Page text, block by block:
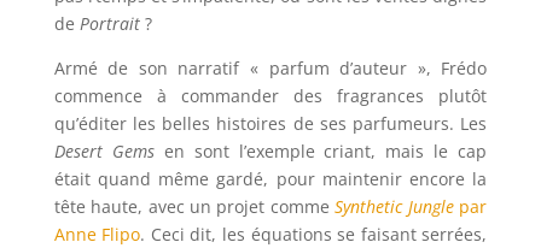
de Portrait?
Armé de son narratif « parfum d’auteur », Frédo
commence à commander des fragrances plutôt
qu’éditer les belles histoires de ses parfumeurs. Les
Desert Gemsen sont l’exemple criant, mais le cap
était quand même gardé, pour maintenir encore la
tête haute, avec un projet commeSynthetic Junglepar
Anne Flipo. Ceci dit, les équations se faisant serrées,